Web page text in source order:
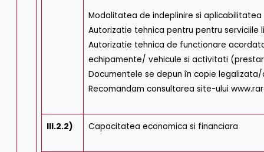
Modalitatea de indeplinire si
Autorizatie tehnica pentru pentru serviciile
Autorizatie tehnica de functionare
echipamente/ vehicule si activitati
Documentele se depun în copie legalizata/
Recomandam consultarea site-ului
III.2.2) Capacitatea economica si financiara